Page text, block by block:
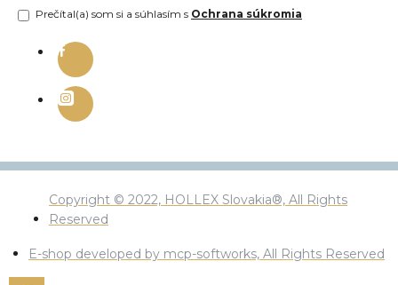
Prečítal(a) som si a súhlasím s Ochrana súkromia
Copyright © 2022, HOLLEX Slovakia®, All Rights
Reserved
E-shop developed by mcp-softworks, All Rights Reserved